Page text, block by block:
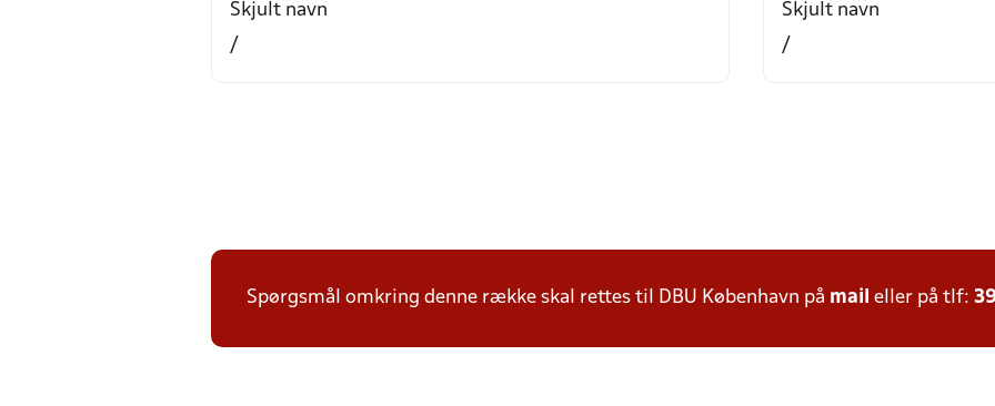
Skjult navn
/
Skjult navn
/
Spørgsmål omkring denne række skal rettes til DBU København på mail eller på tlf: